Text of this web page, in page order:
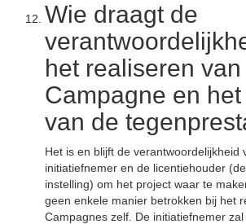
Wie draagt de
het realiseren van
Campagne en
van de
Het is en blijft de verantwoordelijkheid
initiatiefnemer en de licentiehouder
instelling) om het project waar te
geen enkele manier betrokken bij het
Campagnes zelf. De initiatiefnemer